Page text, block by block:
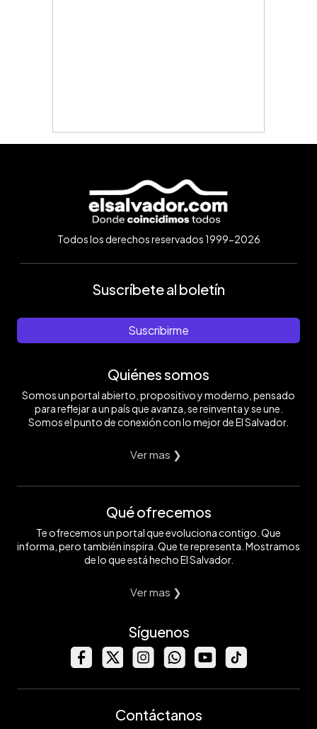
Todos los derechos reservados 1999-2026
Suscríbete al boletín
Suscribirme
Quiénes somos
Somos un portal abierto, propositivo y moderno, pensado
para reflejar a un país que avanza, se reinventa y se une.
Somos el punto de conexión con lo mejor de El Salvador.
Ver mas ❯
Qué ofrecemos
Te ofrecemos un portal que evoluciona contigo. Que
informa, pero también inspira. Que te representa. Mostramos
de lo que está hecho El Salvador.
Ver mas ❯
Síguenos
Contáctanos